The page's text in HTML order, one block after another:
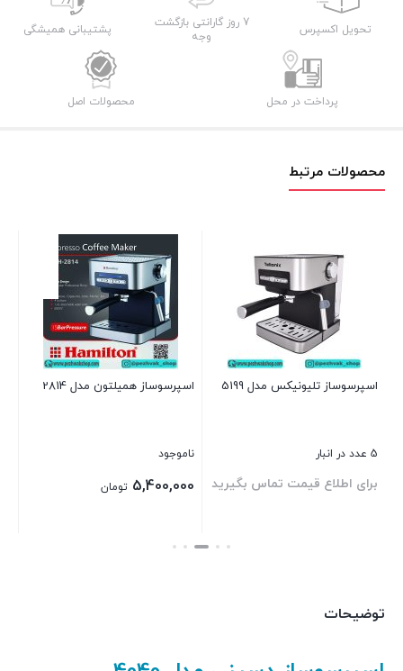
تحویل اکسپرس
7 روز گارانتی بازگشت
وجه
پشتیبانی همیشگی
پرداخت در محل محصولات اصل
محصولات مرتبط
اسپرسوساز تلیونیکس مدل 5199
5 عدد در انبار
برای اطلاع قیمت تماس بگیرید
اسپرسوساز همیلتون مدل 2814
ناموجود
5,400,000 تومان
بستن
توضیحات